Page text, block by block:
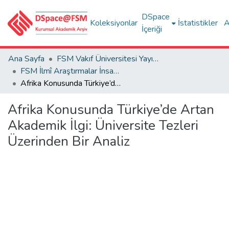
Koleksiyonlar
DSpace
İçeriği
İstatistikler
Ana Sayfa
FSM Vakıf Üniversitesi Yayınları / Publications of FSM Vakif University
FSM İlmî Araştırmalar İnsan ve Toplum Bilimleri Dergisi
Afrika Konusunda Türkiye’de Artan Akademik İlgi: Üniversite Tezleri Üzerinden Bir Analiz
Afrika Konusunda Türkiye’de Artan
Akademik İlgi: Üniversite Tezleri
Üzerinden Bir Analiz